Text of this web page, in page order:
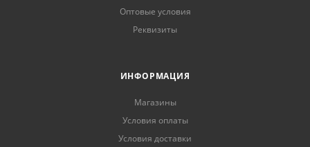
Оптовые условия
Реквизиты
ИНФОРМАЦИЯ
Магазины
Условия оплаты
Условия доставки